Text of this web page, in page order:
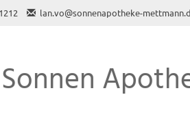
lan.vo@sonnenapotheke-
Sonnen